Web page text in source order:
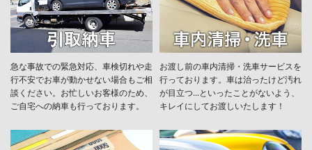
急な事故での緊急対応、車検切れや走
行不安でお車が動かせない場合もご相
談ください。お忙しいお客様のため、
ご自宅への納車も行っております。
お渡し前の車内清掃・洗車サービスを
行っております。車は治ったけど汚れ
が目立つ...といったことがないよう、
キレイにしてお渡しいたします！